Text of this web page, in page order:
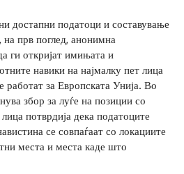
достапни податоци и составување
прв поглед, анонимна
ги откријат имињата и
навики на најмалку пет лица
работат за Европската Унија. Во
збор за луѓе на позиции со
потврдија дека податоците
се совпаѓаат со локациите
места и места каде што